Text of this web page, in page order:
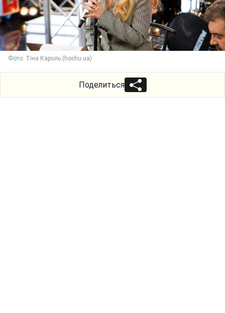
Фото: Тіна Кароль (hochu.ua)
Поделиться